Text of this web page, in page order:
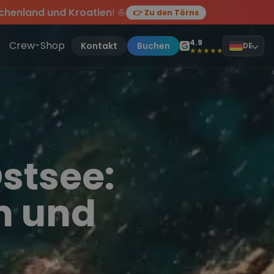
und Kroatien! ⛵ 👉 Zu den Törns
Törn!
des Jahres, sei dabei.
Crew-Shop Kontakt Buchen 4.9
★★★★★ DE
und